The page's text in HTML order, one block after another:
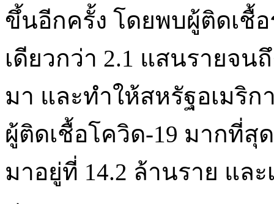
ขึ้นอีกครั้ง โดยพบผู้ติดเชื้
เดียวกว่า 2.1 แสนรายจ
มา และทำให้สหรัฐอเมริ
ผู้ติดเชื้อโควิด-19 มากที่
มาอยู่ที่ 14.2 ล้านราย และ